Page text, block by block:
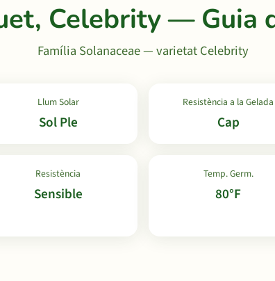
Celebrity — Guia
Família Solanaceae — varietat Celebrity
Llum Solar
Sol Ple
Resistència a la Gelada
Cap
Resistència
Sensible
Temp. Germ.
80°F